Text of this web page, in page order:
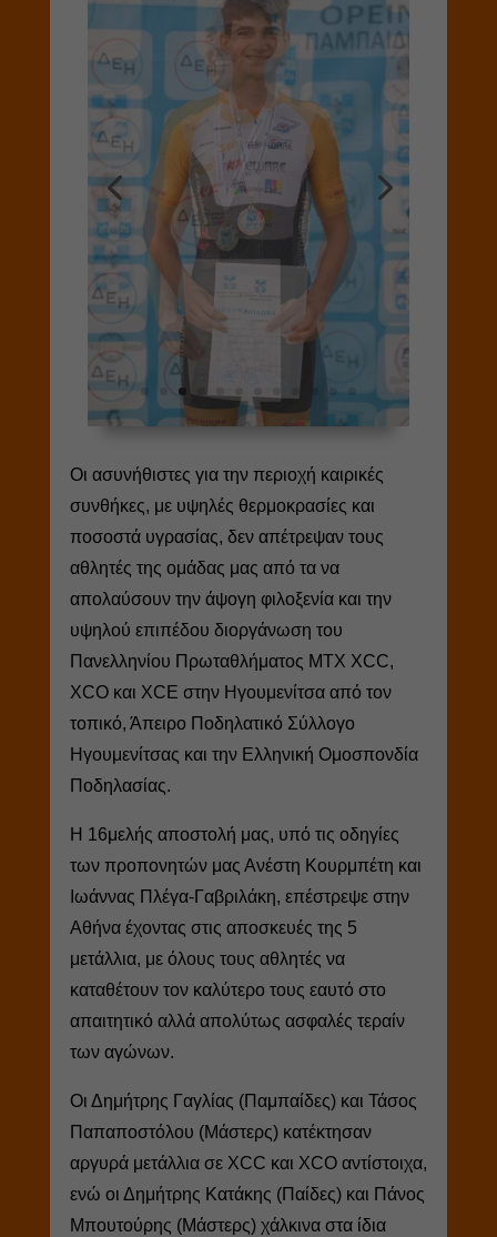
Οι ασυνήθιστες για την περιοχή καιρικές
συνθήκες, με υψηλές θερμοκρασίες και
ποσοστά υγρασίας, δεν απέτρεψαν τους
αθλητές της ομάδας μας από τα να
απολαύσουν την άψογη φιλοξενία και την
υψηλού επιπέδου διοργάνωση του
Πανελληνίου Πρωταθλήματος MTX XCC,
XCO και XCE στην Ηγουμενίτσα από τον
τοπικό, Άπειρο Ποδηλατικό Σύλλογο
Ηγουμενίτσας και την Ελληνική Ομοσπονδία
Ποδηλασίας.
Η 16μελής αποστολή μας, υπό τις οδηγίες
των προπονητών μας Ανέστη Κουρμπέτη και
Ιωάννας Πλέγα-Γαβριλάκη, επέστρεψε στην
Αθήνα έχοντας στις αποσκευές της 5
μετάλλια, με όλους τους αθλητές να
καταθέτουν τον καλύτερο τους εαυτό στο
απαιτητικό αλλά απολύτως ασφαλές τεραίν
των αγώνων.
Οι Δημήτρης Γαγλίας (Παμπαίδες) και Τάσος
Παπαποστόλου (Μάστερς) κατέκτησαν
αργυρά μετάλλια σε XCC και XCO αντίστοιχα,
ενώ οι Δημήτρης Κατάκης (Παίδες) και Πάνος
Μπουτούρης (Μάστερς) χάλκινα στα ίδια